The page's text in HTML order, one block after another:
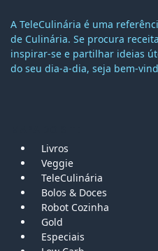
A TeleCulinária é uma
de Culinária. Se procura
inspirar-se e partilhar ideias
do seu dia-a-dia, seja bem-
Livros
Veggie
TeleCulinária
Bolos & Doces
Robot Cozinha
Gold
Especiais